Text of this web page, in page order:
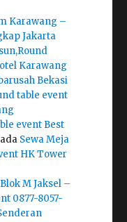
Karawang –
Jakarta
Karawang
Bekasi
table event
event Best
Sewa Meja
HK Tower
M Jaksel –
0877-8057-